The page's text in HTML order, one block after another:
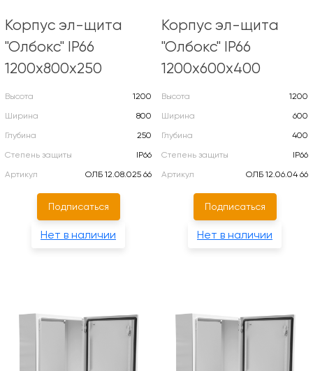
Корпус эл-щита
"Олбокс" IP66
1200х800х250
Высота
1200
Ширина
800
Глубина
250
Степень защиты
IP66
Артикул
ОЛБ 12.08.025 66
Подписаться
Нет в наличии
Корпус эл-щита
"Олбокс" IP66
1200х600х400
Высота
1200
Ширина
600
Глубина
400
Степень защиты
IP66
Артикул
ОЛБ 12.06.04 66
Подписаться
Нет в наличии